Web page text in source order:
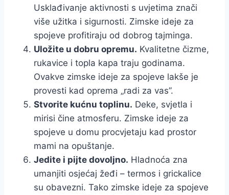
Usklađivanje aktivnosti s uvjetima znači
više užitka i sigurnosti. Zimske ideje za
spojeve profitiraju od dobrog tajminga.
Uložite u dobru opremu. Kvalitetne čizme,
rukavice i topla kapa traju godinama.
Ovakve zimske ideje za spojeve lakše je
provesti kad oprema „radi za vas”.
Stvorite kućnu toplinu. Deke, svjetla i
mirisi čine atmosferu. Zimske ideje za
spojeve u domu procvjetaju kad prostor
mami na opuštanje.
Jedite i pijte dovoljno. Hladnoća zna
umanjiti osjećaj žeđi – termos i grickalice
su obavezni. Tako zimske ideje za spojeve